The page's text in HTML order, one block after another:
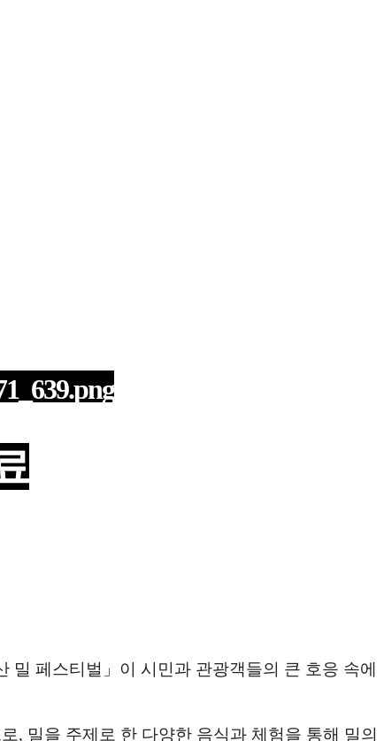
밀 페스티벌 」 이 시민과 관광객들의 큰 호응 속에
, 밀을 주제로 한 다양한 음식과 체험을 통해 밀의